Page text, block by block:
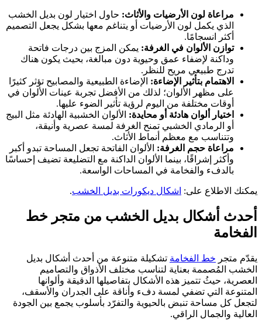
مراعاة لون الأرضيات والأثاث: حاول اختيار لون بديل الخشب
الذي يكمل لون الأرضيات أو يتناغم معها بشكل يجعل التصميم
أكثر انسجامًا.
توازن الألوان في الغرفة: يمكن المزج بين درجات فاتحة
وداكنة لإضفاء عمق وحيوية دون مبالغة، بحيث يكون هناك
تدرج طبيعي مريح للنظر.
الاهتمام بتأثير الإضاءة: الإضاءة الطبيعية والمصابيح تؤثر كثيرًا
على مظهر الألوان؛ لذلك من الأفضل تجربة عينات الألوان في
أوقات مختلفة من اليوم لرؤية تأثير الضوء عليها.
اختيار ألوان هادئة أو محايدة: الألوان الخشبية الهادئة مثل البيج
أو الرمادي الخشبي تمنح الغرفة لمسة عصرية وأنيقة،
وتتناسب مع معظم أنماط الأثاث.
مراعاة حجم الغرفة: الألوان الفاتحة تجعل المساحة تبدو أكبر
وأكثر إشراقًا، بينما الألوان الداكنة مع التضليعة تضيف إحساسًا
بالدفء والفخامة في المساحات الواسعة.
يمكنك الاطلاع على: اشكال ديكورات بديل الخشب.
أحدث أشكال بديل الخشب من متجر خط
الفخامة
يقدّم متجر خط الفخامة تشكيلة متنوعة من أحدث أشكال بديل
الخشب المُصممة بعناية لتناسب مختلف الأذواق والتصاميم
العصرية، حيثُ تتميز هذه الأشكال بتفاصيلها الدقيقة وألوانها
المتنوعة التي تضفي لمسة دفء وأناقة على الجدران والأسقف،
لتجعل كل مساحة تنبض بالحيوية والتفرّد بأسلوب يجمع بين الجودة
العالية والجمال الراقي.